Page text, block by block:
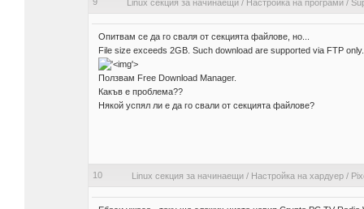
Linux секция за начинаещи/ Настройка на програми/
Опитвам се да го сваля от секцията файлове, но...
File size exceeds 2GB. Such download are supported via FTP only.
'>
Ползвам Free Download Manager.
Какъв е проблема??
Някой успял ли е да го свали от секцията файлове?
10 Linux секция за начинаещи/ Настройка на хардуер/